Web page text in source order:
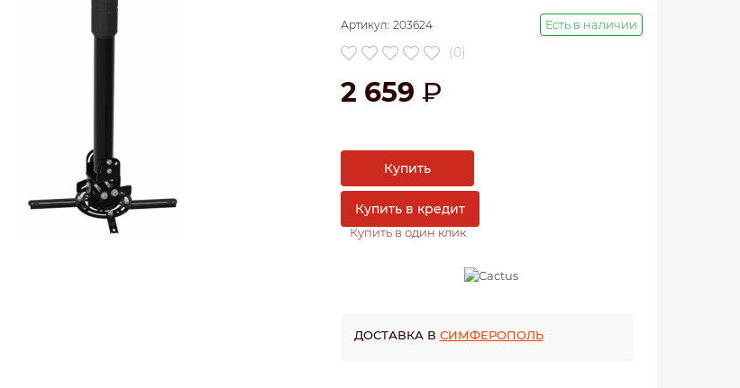
Артикул: 203624 Есть в наличии
(0)
2 659
Купить
Купить в кредит
Купить в один клик
ДОСТАВКА В СИМФЕРОПОЛЬ